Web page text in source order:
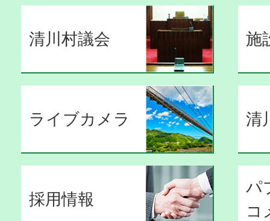
清川村議会 施
ライブカメラ 清
採用情報
パ
コ